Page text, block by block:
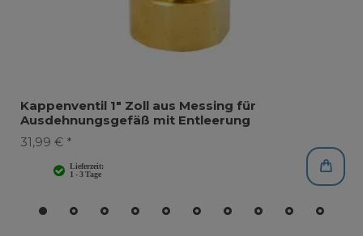
Kappenventil 1" Zoll aus Messing für
Ausdehnungsgefäß mit Entleerung
31,99 € *